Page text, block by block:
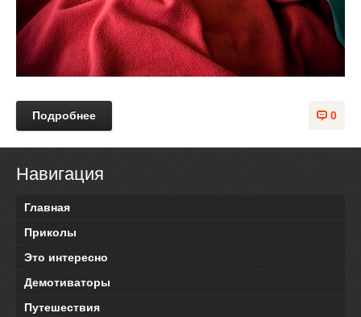
0
Подробнее
Навигация
Главная
Приколы
Это интересно
Демотиваторы
Путешествия